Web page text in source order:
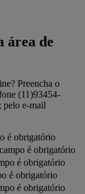
área de
Preencha o
(11)93454-
pelo e-mail
é obrigatório
é obrigatório
é obrigatório
é obrigatório
é obrigatório